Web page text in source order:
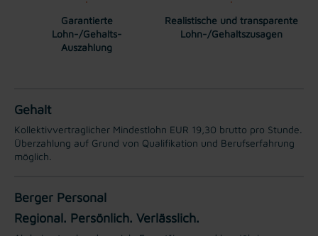
Garantierte
Lohn-/Gehalts-
Auszahlung
Realistische und transparente
Lohn-/Gehaltszusagen
Gehalt
Kollektivvertraglicher Mindestlohn EUR 19,30 brutto pro Stunde.
Überzahlung auf Grund von Qualifikation und Berufserfahrung
möglich.
Berger Personal
Regional. Persönlich. Verlässlich.